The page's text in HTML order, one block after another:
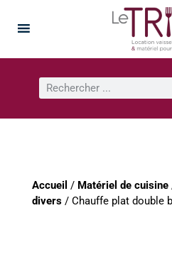
Accueil / Matériel de cuisine
divers / Chauffe plat double